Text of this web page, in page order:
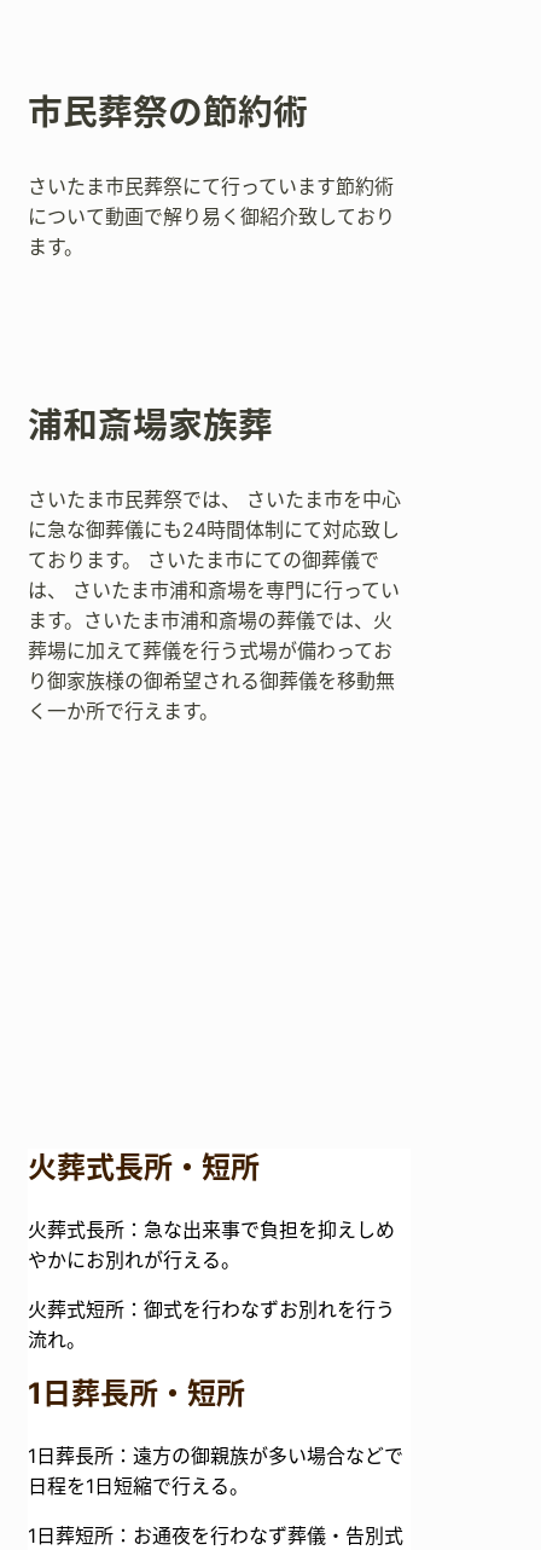
市民葬祭の節約術
さいたま市民葬祭にて行っています節約術
について動画で解り易く御紹介致しており
ます。
浦和斎場家族葬
さいたま市民葬祭では、 さいたま市を中心
に急な御葬儀にも24時間体制にて対応致し
ております。 さいたま市にての御葬儀で
は、 さいたま市浦和斎場を専門に行ってい
ます。さいたま市浦和斎場の葬儀では、火
葬場に加えて葬儀を行う式場が備わってお
り御家族様の御希望される御葬儀を移動無
く一か所で行えます。
火葬式長所・短所
火葬式長所：急な出来事で負担を抑えしめ
やかにお別れが行える。
火葬式短所：御式を行わなずお別れを行う
流れ。
1日葬長所・短所
1日葬長所：遠方の御親族が多い場合などで
日程を1日短縮で行える。
1日葬短所：お通夜を行わなず葬儀・告別式